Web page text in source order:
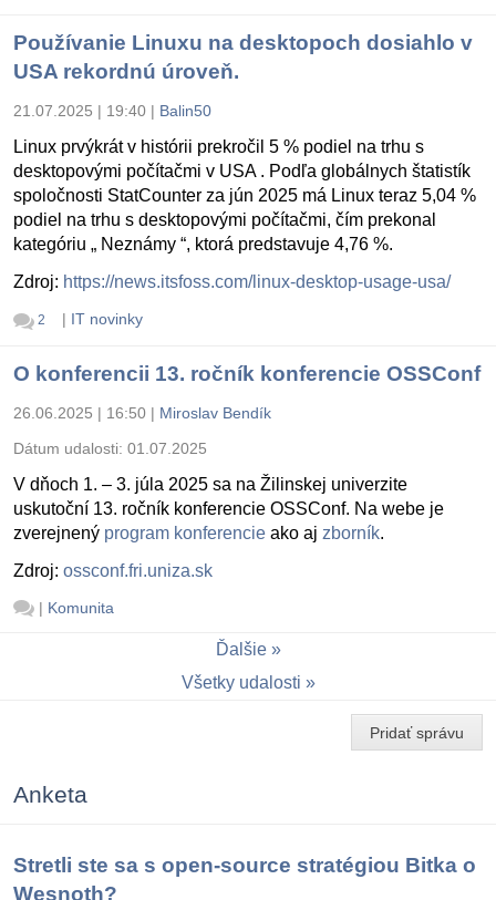
Používanie Linuxu na desktopoch dosiahlo v
USA rekordnú úroveň.
21.07.2025 | 19:40 | Balin50
Linux prvýkrát v histórii prekročil 5 % podiel na trhu s
desktopovými počítačmi v USA . Podľa globálnych štatistík
spoločnosti StatCounter za jún 2025 má Linux teraz 5,04 %
podiel na trhu s desktopovými počítačmi, čím prekonal
kategóriu „ Neznámy “, ktorá predstavuje 4,76 %.
Zdroj: https://news.itsfoss.com/linux-desktop-usage-usa/
2 | IT novinky
O konferencii 13. ročník konferencie OSSConf
26.06.2025 | 16:50 | Miroslav Bendík
Dátum udalosti: 01.07.2025
V dňoch 1. – 3. júla 2025 sa na Žilinskej univerzite
uskutoční 13. ročník konferencie OSSConf. Na webe je
zverejnený program konferencie ako aj zborník.
Zdroj: ossconf.fri.uniza.sk
| Komunita
Ďalšie
Všetky udalosti
Pridať správu
Anketa
Stretli ste sa s open-source stratégiou Bitka o
Wesnoth?